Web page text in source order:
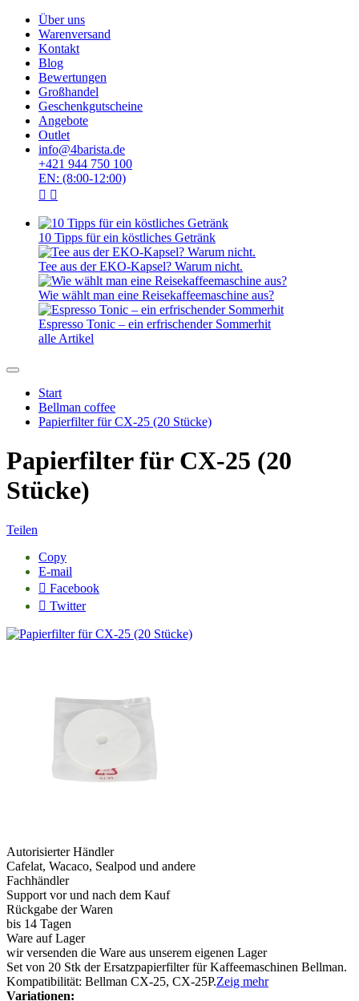
Über uns
Warenversand
Kontakt
Blog
Bewertungen
Großhandel
Geschenkgutscheine
Angebote
Outlet
info@4barista.de
+421 944 750 100
EN: (8:00-12:00)
10 Tipps für ein köstliches Getränk
Tee aus der EKO-Kapsel? Warum nicht.
Wie wählt man eine Reisekaffeemaschine aus?
Espresso Tonic – ein erfrischender Sommerhit
alle Artikel
Start
Bellman coffee
Papierfilter für CX-25 (20 Stücke)
Papierfilter für CX-25 (20
Stücke)
Teilen
Copy
E-mail
Facebook
Twitter
Autorisierter Händler
Cafelat, Wacaco, Sealpod und andere
Fachhändler
Support vor und nach dem Kauf
Rückgabe der Waren
bis 14 Tagen
Ware auf Lager
wir versenden die Ware aus unserem eigenen Lager
Set von 20 Stk der Ersatzpapierfilter für Kaffeemaschinen Bellman.
Kompatibilität: Bellman CX-25, CX-25P.Zeig mehr
Variationen: